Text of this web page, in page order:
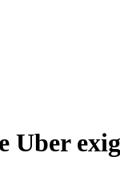
Uber